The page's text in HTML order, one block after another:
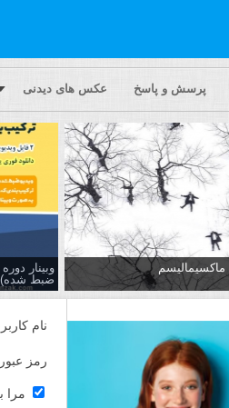
پرسش و پاسخ عکس های دیدنی
وبینار
ضبط شده)
نام
رمز عبور
مرا